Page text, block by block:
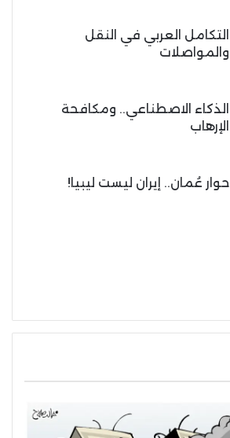
التكامل العربي في النقل
والمواصلات
الذكاء الاصطناعي.. ومكافحة
الإرهاب
حوار عُمان.. إيران ليست ليبيا!